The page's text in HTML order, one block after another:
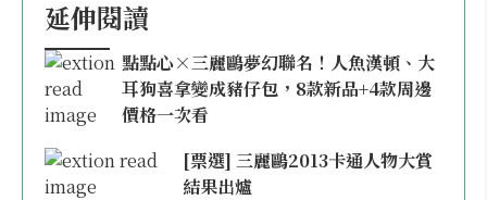
延伸閱讀
點點心×三麗鷗夢幻聯名！人魚漢頓、大
耳狗喜拿變成豬仔包，8款新品+4款周邊
價格一次看
[票選] 三麗鷗2013卡通人物大賞
結果出爐